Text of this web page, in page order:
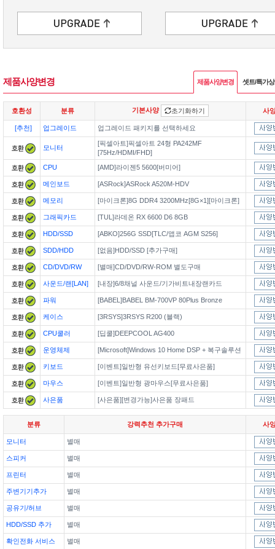
제품사양변경 제품사양변경 셋트/특가
호환성 분류 기본사양 초기화하기 사
[추천] 업그레이드 업그레이드 패키지를 선택하세요
모니터
[픽셀아트]픽셀아트 24형 PA242MF
[75Hz/HDMI/FHD]
CPU
[AMD]라이젠5 5600[버미어]
메인보드 [ASRock]ASRock A520M-HDV
메모리 [마이크론]8G DDR4 3200MHz[8G×1][마이크론]
그래픽카드 [TUL]라데온 RX 6600 D6 8GB
HDD/SSD [ABKO]256G SSD[TLC/앱코 AGM S256]
SDD/HDD [없음]HDD/SSD [추가구매]
CD/DVD/RW [별매]CD/DVD/RW-ROM 별도구매
사운드/랜[LAN] [내장]6/8채널 사운드/기가비트내장랜카드
파워 [BABEL]BABEL BM-700VP 80Plus Bronze
케이스 [3RSYS]3RSYS R200 (블랙)
CPU쿨러 [딥쿨]DEEPCOOL AG400
운영체제 [Microsoft]Windows 10 Home DSP + 복구솔루션
키보드 [이벤트]일반형 유선키보드[무료사은품]
마우스 [이벤트]일반형 광마우스[무료사은품]
사은품 [사은품][변경가능]사은품 장패드
분류 강력추천 추가구매 사
모니터 별매
스피커 별매
프린터 별매
주변기기추가 별매
공유기/허브 별매
HDD/SSD 추가 별매
확인전화 서비스 별매